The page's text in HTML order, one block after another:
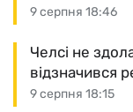
9 серпня 18:46
9 серпня 18:15
Челсі не
відзначився